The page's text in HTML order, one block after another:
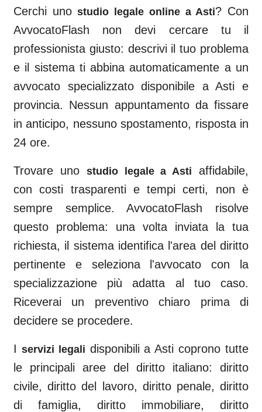
Cerchi uno studio legale online aAsti? Con
AvvocatoFlash non devi cercare tu il
professionista giusto: descrivi il tuo problema
e il sistema ti abbina automaticamente a un
avvocato specializzato disponibile aAsti e
provincia. Nessun appuntamento da fissare
in anticipo, nessuno spostamento, risposta in
24 ore.
Trovare uno studio legale aAsti
affidabile,
con costi trasparenti e tempi certi, non è
sempre semplice. AvvocatoFlash risolve
questo problema: una volta inviata la tua
richiesta, il sistema identifica l'area del diritto
pertinente e seleziona l'avvocato con la
specializzazione più adatta al tuo caso.
Riceverai un preventivo chiaro prima di
decidere se procedere.
I servizi legali disponibili a Asti coprono tutte
le principali aree del diritto italiano: diritto
civile, diritto del lavoro, diritto penale, diritto
di famiglia, diritto immobiliare, diritto